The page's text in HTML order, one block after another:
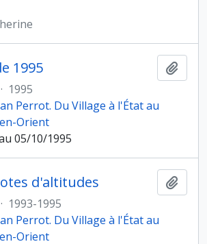
1995
· 1995
Perrot. Du Village à l'État au
Orient
05/10/1995
d'altitudes
· 1993-1995
Perrot. Du Village à l'État au
Orient